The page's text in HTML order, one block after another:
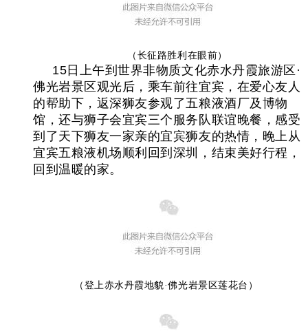
（长征路胜利在眼前）
15 日 上午到世界非物质文化赤水丹霞旅游区 ·
佛光岩景区观光后，乘车前往宜宾，在爱心友人
的帮助下，返深狮友参观了五粮液酒厂及博物
馆，还与狮子会宜宾三个服务队联谊晚餐，感受
到了天下狮友一家亲的宜宾狮友的热情，晚上从
宜宾五粮液机场顺利回到深圳，结束美好行程，
回到温暖的家。
（登上赤水丹霞地貌·佛光岩景区莲花台）